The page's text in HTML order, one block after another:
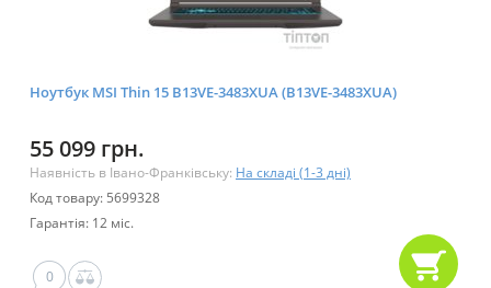
Ноутбук MSI Thin 15 B13VE-3483XUA (B13VE-3483XUA)
55 099 грн.
Наявність в Івано-Франківську: На складі (1-3 дні)
Код товару: 5699328
Гарантія: 12 міс.
0